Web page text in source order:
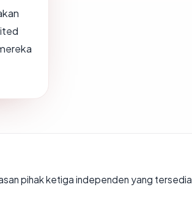
pihak ketiga independen yang tersedia